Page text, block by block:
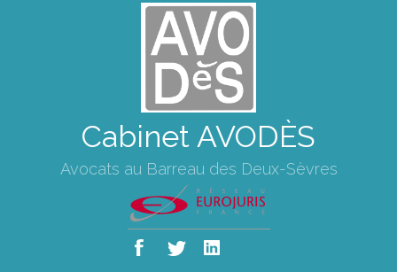
Cabinet AVODÈS
Avocats au Barreau des Deux-Sèvres